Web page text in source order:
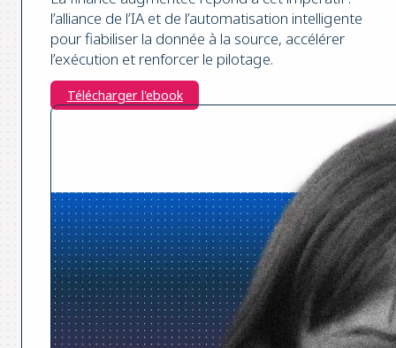
l’alliance de l’IA et de l’automatisation intelligente
pour fiabiliser la donnée à la source, accélérer
l’exécution et renforcer le pilotage.
Télécharger l'ebook